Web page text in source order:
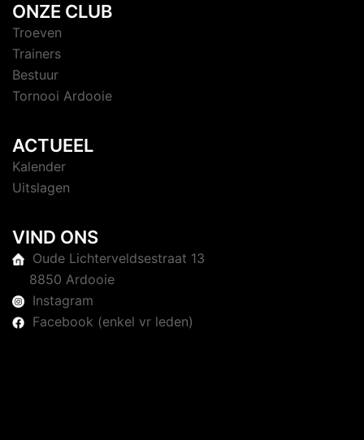
ONZE CLUB
Troeven
Trainers
Bestuur
Tornooi Ardooie
ACTUEEL
Kalender
Uitslagen
VIND ONS
Oude Lichterveldsestraat 13
8850 Ardooie
Instagram
Facebook (enkel vr leden)